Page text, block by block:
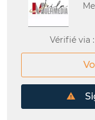
Vérifié via :